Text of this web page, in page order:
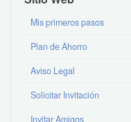
Mis primeros pasos
Plan de Ahorro
Aviso Legal
Solicitar Invitación
Invitar Amigos